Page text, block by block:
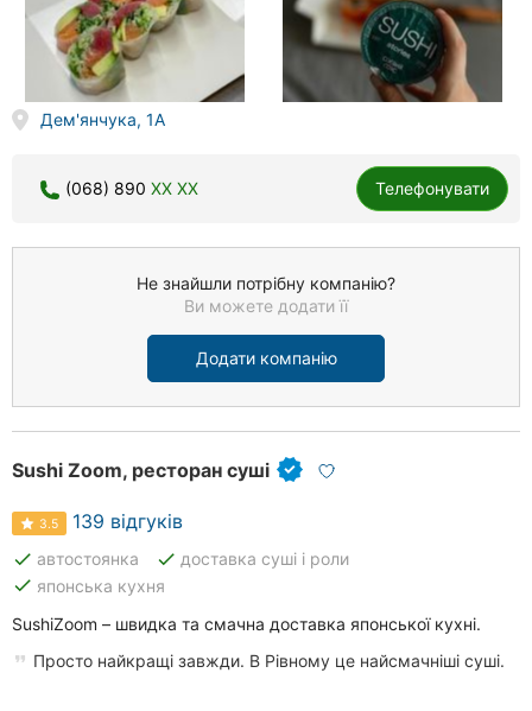
Дем'янчука, 1А
(068) 890 XX XX Телефонувати
Не знайшли потрібну компанію?
Ви можете додати її
Додати компанію
Sushi Zoom, ресторан суші
3.5 139 відгуків
done автостоянка done доставка суші і роли
done японська кухня
SushiZoom – швидка та смачна доставка японської кухні.
Просто найкращі завжди. В Рівному це найсмачніші суші.